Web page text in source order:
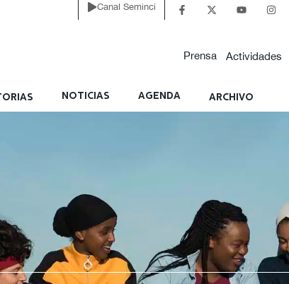
Canal Seminci
Prensa Actividades
NOTICIAS AGENDA ARCHIVO